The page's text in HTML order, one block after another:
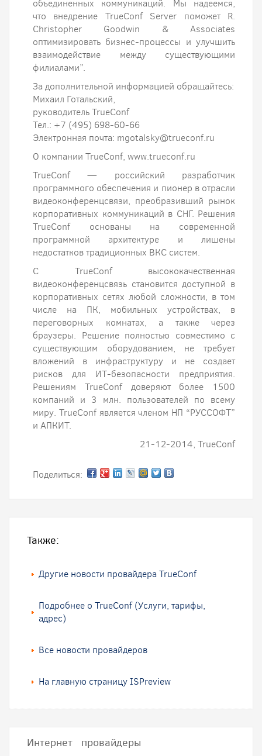
объединенных коммуникаций. Мы надеемся,
что внедрение TrueConf Server поможет R.
Christopher Goodwin & Associates
оптимизировать бизнес-процессы и улучшить
взаимодействие между существующими
филиалами”.
За дополнительной информацией обращайтесь:
Михаил Готальский,
руководитель TrueConf
Тел.: +7 (495) 698-60-66
Электронная почта: mgotalsky@trueconf.ru
О компании TrueConf, www.trueconf.ru
TrueConf — российский разработчик
программного обеспечения и пионер в отрасли
видеоконференцсвязи, преобразивший рынок
корпоративных коммуникаций в СНГ. Решения
TrueConf основаны на современной
программной архитектуре и лишены
недостатков традиционных ВКС систем.
C TrueConf высококачественная
видеоконференцсвязь становится доступной в
корпоративных сетях любой сложности, в том
числе на ПК, мобильных устройствах, в
переговорных комнатах, а также через
браузеры. Решение полностью совместимо с
существующим оборудованием, не требует
вложений в инфраструктуру и не создает
рисков для ИТ-безопасности предприятия.
Решениям TrueConf доверяют более 1500
компаний и 3 млн. пользователей по всему
миру. TrueConf является членом НП “РУССОФТ”
и АПКИТ.
21-12-2014, TrueConf
Поделиться:
Также:
Другие новости провайдера TrueConf
Подробнее о TrueConf (Услуги, тарифы,
адрес)
Все новости провайдеров
На главную страницу ISPreview
Интернет провайдеры